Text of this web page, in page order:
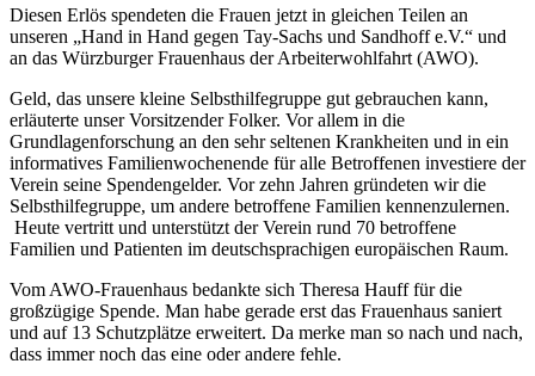
Diesen Erlös spendeten die Frauen jetzt in gleichen Teilen an
unseren „Hand in Hand gegen Tay-Sachs und Sandhoff e.V.“ und
an das Würzburger Frauenhaus der Arbeiterwohlfahrt (AWO).
Geld, das unsere kleine Selbsthilfegruppe gut gebrauchen kann,
erläuterte unser Vorsitzender Folker. Vor allem in die
Grundlagenforschung an den sehr seltenen Krankheiten und in ein
informatives Familienwochenende für alle Betroffenen investiere der
Verein seine Spendengelder. Vor zehn Jahren gründeten wir die
Selbsthilfegruppe, um andere betroffene Familien kennenzulernen.
Heute vertritt und unterstützt der Verein rund 70 betroffene
Familien und Patienten im deutschsprachigen europäischen Raum.
Vom AWO-Frauenhaus bedankte sich Theresa Hauff für die
großzügige Spende. Man habe gerade erst das Frauenhaus saniert
und auf 13 Schutzplätze erweitert. Da merke man so nach und nach,
dass immer noch das eine oder andere fehle.